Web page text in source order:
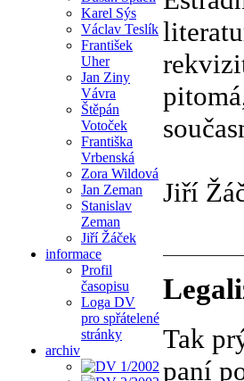
Karel Sýs
Václav Teslík
František
Uher
Jan Ziny
Vávra
Štěpán
Votoček
Františka
Vrbenská
Zora Wildová
Jan Zeman
Stanislav
Zeman
Jiří Žáček
informace
Profil
časopisu
Loga DV
pro spřátelené
stránky
archiv
Jiří
Tak
paní